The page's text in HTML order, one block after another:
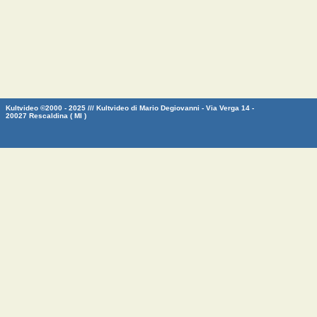
Kultvideo ©2000 - 2025 /// Kultvideo di Mario Degiovanni - Via Verga 14 -
20027 Rescaldina ( MI )